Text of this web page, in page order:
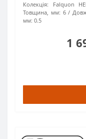
Колекція: Falquon
Товщина, мм: 6
мм: 0.5
1